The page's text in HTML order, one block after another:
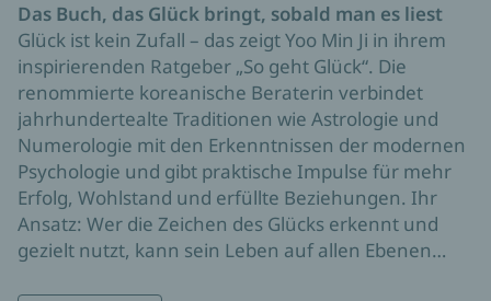
Das Buch, das Glück bringt, sobald man es liest
Glück ist kein Zufall – das zeigt Yoo Min Ji in ihrem
inspirierenden Ratgeber „So geht Glück“. Die
renommierte koreanische Beraterin verbindet
jahrhundertealte Traditionen wie Astrologie und
Numerologie mit den Erkenntnissen der modernen
Psychologie und gibt praktische Impulse für mehr
Erfolg, Wohlstand und erfüllte Beziehungen. Ihr
Ansatz: Wer die Zeichen des Glücks erkennt und
gezielt nutzt, kann sein Leben auf allen Ebenen
Die verborgenen Prinzipien für Erfolg und Erfüllung